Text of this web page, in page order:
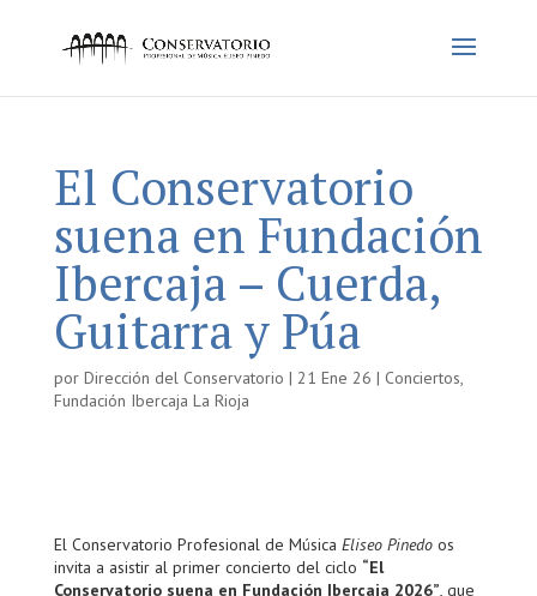
El Conservatorio
suena en Fundación
Ibercaja – Cuerda,
Guitarra y Púa
por Dirección del Conservatorio | 21 Ene 26 | Conciertos,
Fundación Ibercaja La Rioja
El Conservatorio Profesional de Música Eliseo Pinedoos
invita a asistir al primer concierto del ciclo “El
Conservatorio suena en Fundación Ibercaja 2026”, que